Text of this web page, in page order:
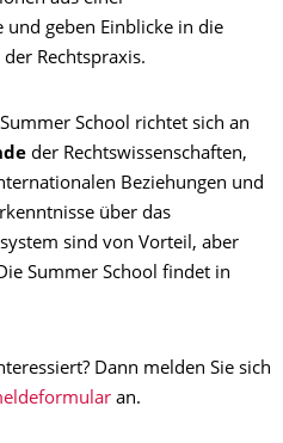
geben Einblicke in die
Rechtspraxis.
School richtet sich an
der Rechtswissenschaften,
Beziehungen und
über das
sind von Vorteil, aber
Summer School findet in
Dann melden Sie sich
an.